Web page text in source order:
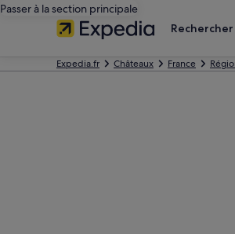
Passer à la section principale
Expedia.fr Châteaux France